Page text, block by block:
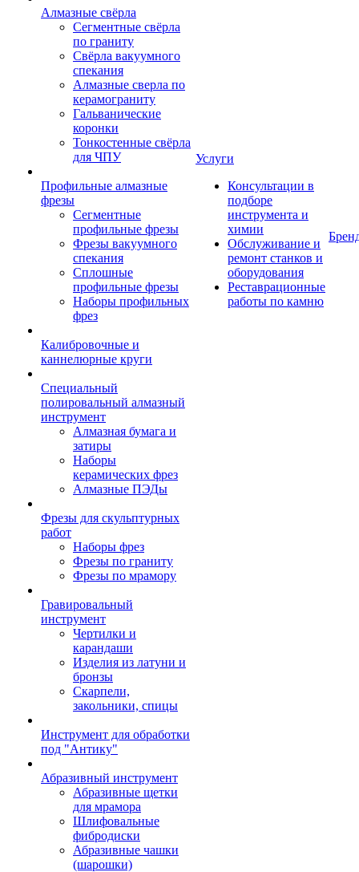
Алмазные свёрла
Сегментные свёрла
по граниту
Свёрла вакуумного
спекания
Алмазные сверла по
керамограниту
Гальванические
коронки
Тонкостенные свёрла
для ЧПУ
Профильные алмазные
фрезы
Сегментные
профильные фрезы
Фрезы вакуумного
спекания
Сплошные
профильные фрезы
Наборы профильных
фрез
Калибровочные и
каннелюрные круги
Специальный
полировальный алмазный
инструмент
Алмазная бумага и
затиры
Наборы
керамических фрез
Алмазные ПЭДы
Фрезы для скульптурных
работ
Наборы фрез
Фрезы по граниту
Фрезы по мрамору
Гравировальный
инструмент
Чертилки и
карандаши
Изделия из латуни и
бронзы
Скарпели,
закольники, спицы
Инструмент для обработки
под "Антику"
Абразивный инструмент
Абразивные щетки
для мрамора
Шлифовальные
фибродиски
Абразивные чашки
(шарошки)
Услуги
Консультации в
подборе
инструмента и
химии
Обслуживание и
ремонт станков и
оборудования
Реставрационные
работы по камню